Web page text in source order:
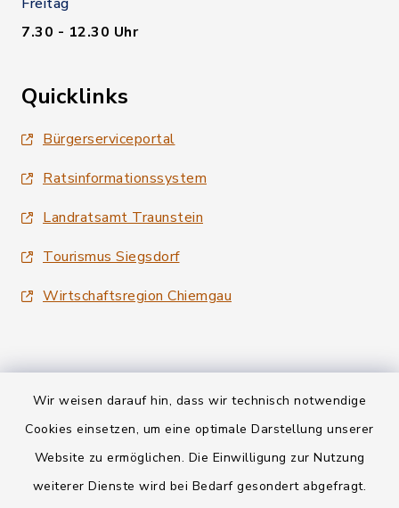
Wir weisen darauf hin, dass wir technisch notwendige
Cookies einsetzen, um eine optimale Darstellung unserer
Website zu ermöglichen. Die Einwilligung zur Nutzung
weiterer Dienste wird bei Bedarf gesondert abgefragt.
7.30 - 12.30 Uhr
Quicklinks
Bürgerserviceportal
Ratsinformationssystem
Landratsamt Traunstein
Tourismus Siegsdorf
Wirtschaftsregion Chiemgau
Kontakt